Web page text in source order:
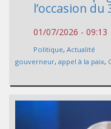
l’occasion du
01/07/2026 - 09:13
Politique, Actualité
gouverneur, appel à la paix,